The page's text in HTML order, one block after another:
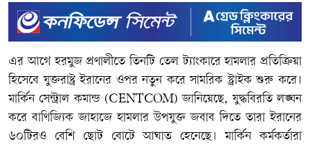
এর আগে হরমুজ প্রণালীতে তিনটি তেল ট্যাংকারে হামলার প্রতিক্রিয়া
হিসেবে যুক্তরাষ্ট্র ইরানের ওপর নতুন করে সামরিক স্ট্রাইক শুরু করে।
মার্কিন সেন্ট্রাল কমান্ড (CENTCOM) জানিয়েছে, যুদ্ধবিরতি লঙ্ঘন
করে বাণিজ্যিক জাহাজে হামলার উপযুক্ত জবাব দিতে তারা ইরানের
৬০টিরও বেশি ছোট বোটে আঘাত হেনেছে। মার্কিন কর্মকর্তারা